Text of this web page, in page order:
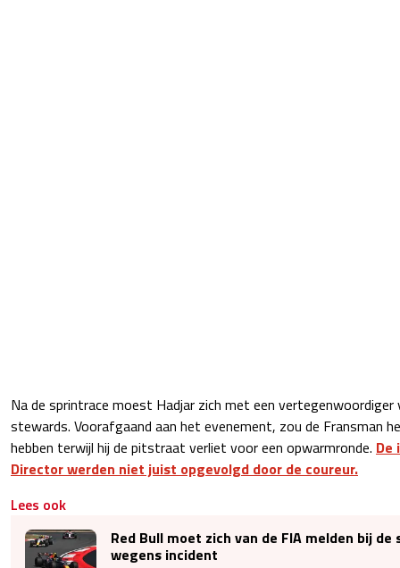
Na de sprintrace moest Hadjar zich met een vertegenwoordiger
stewards. Voorafgaand aan het evenement, zou de Fransman
hebben terwijl hij de pitstraat verliet voor een opwarmronde. De
Director werden niet juist opgevolgd door de coureur.
Lees ook
Red Bull moet zich van de FIA melden bij de
wegens incident